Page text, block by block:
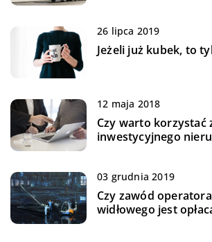
26 lipca 2019
Jeżeli już kubek, to
12 maja 2018
Czy warto korzystać
inwestycyjnego
03 grudnia 2019
Czy zawód
widłowego jest